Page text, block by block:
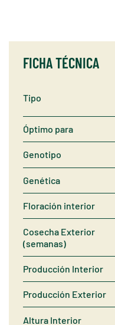
FICHA TÉCNICA
Tipo
Óptimo para
Genotipo
Genética
Floración interior
Cosecha Exterior
(semanas)
Producción Interior
Producción Exterior
Altura Interior